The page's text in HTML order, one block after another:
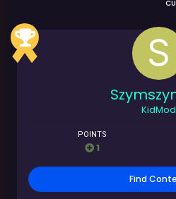
KidMod
POINTS
1
Find